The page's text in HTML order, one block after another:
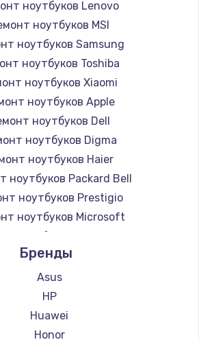
ноутбуков Lenovo
ноутбуков MSI
ноутбуков Samsung
ноутбуков Toshiba
ноутбуков Xiaomi
ноутбуков Apple
ноутбуков Dell
ноутбуков Digma
ноутбуков Haier
ноутбуков Packard Bell
ноутбуков Prestigio
ноутбуков Microsoft
ноутбуков Alienware
ноутбуков Aquarius
ноутбуков Gigabyte
ноутбуков Aorus
ноутбуков Maibenben
ноутбуков Getac
Бренды
Asus
HP
Huawei
Honor